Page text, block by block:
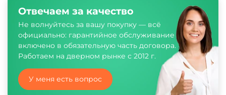
Отвечаем за качество
Не волнуйтесь за вашу покупку — всё
официально: гарантийное обслуживание
включено в обязательную часть договора.
Работаем на дверном рынке с 2012 г.
У меня есть вопрос